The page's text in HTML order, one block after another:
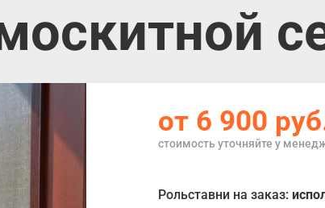
от 6 900
стоимость уточняйте у
Рольставни на заказ: